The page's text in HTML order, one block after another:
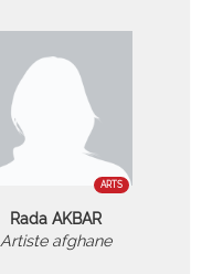
ARTS
Rada AKBAR
Artiste afghane